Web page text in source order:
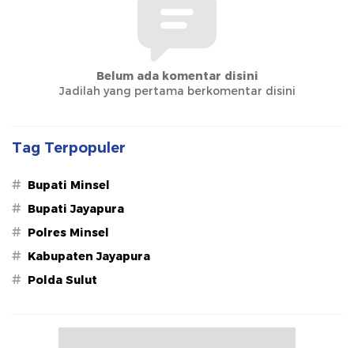
Belum ada komentar disini
Jadilah yang pertama berkomentar disini
Tag Terpopuler
# Bupati Minsel
# Bupati Jayapura
# Polres Minsel
# Kabupaten Jayapura
# Polda Sulut